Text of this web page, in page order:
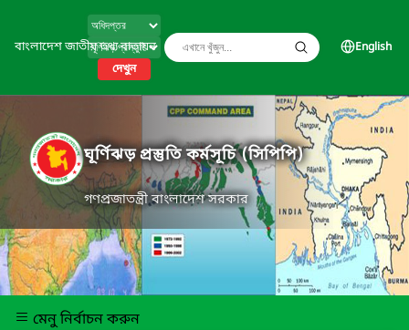
বাংলাদেশ জাতীয় তথ্য বাতায়ন
দেখুন
English
ঘূর্ণিঝড় প্রস্তুতি কর্মসূচি (সিপিপি)
গণপ্রজাতন্ত্রী বাংলাদেশ সরকার
মেনু নির্বাচন করুন